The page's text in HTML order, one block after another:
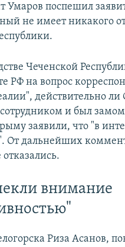
Умаров поспешил
не имеет никакого
Чеченской
РФ на вопрос
действительно
и был замом
заявили, что "в
От дальнейших
отказались.
внимание
Риза Асанов,